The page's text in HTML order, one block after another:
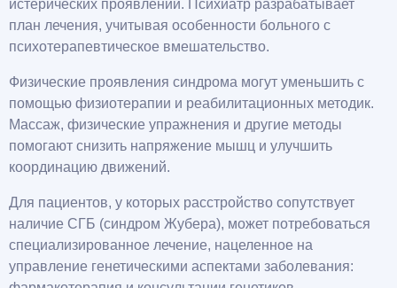
истерических проявлений. Психиатр разрабатывает
план лечения, учитывая особенности больного с
психотерапевтическое вмешательство.
Физические проявления синдрома могут уменьшить с
помощью физиотерапии и реабилитационных методик.
Массаж, физические упражнения и другие методы
помогают снизить напряжение мышц и улучшить
координацию движений.
Для пациентов, у которых расстройство сопутствует
наличие СГБ (синдром Жубера), может потребоваться
специализированное лечение, нацеленное на
управление генетическими аспектами заболевания: